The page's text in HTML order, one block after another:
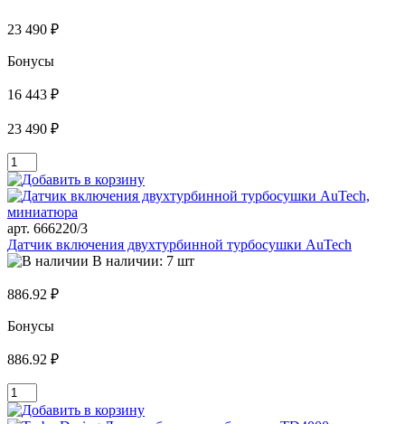
23 490 ₽
Бонусы
16 443 ₽
23 490 ₽
арт. 666220/3
Датчик включения двухтурбинной турбосушки AuTech
В наличии: 7 шт
886.92 ₽
Бонусы
886.92 ₽